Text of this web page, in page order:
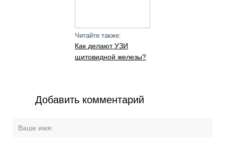
Читайте также:
Как делают УЗИ
щитовидной железы?
Добавить комментарий